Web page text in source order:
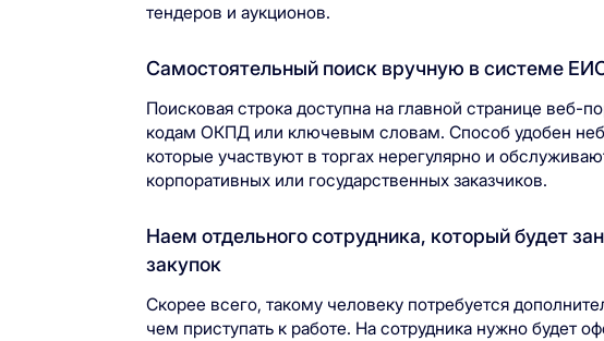
тендеров и аукционов.
Самостоятельный поиск вручную в системе
Поисковая строка доступна на главной странице веб-
кодам ОКПД или ключевым словам. Способ удобен
которые участвуют в торгах нерегулярно и
корпоративных или государственных заказчиков.
Наем отдельного сотрудника, который будет
закупок
Скорее всего, такому человеку потребуется
чем приступать к работе. На сотрудника нужно будет